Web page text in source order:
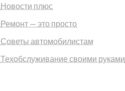
Новости плюс
Ремонт — это просто
Советы автомобилистам
Техобслуживание своими руками